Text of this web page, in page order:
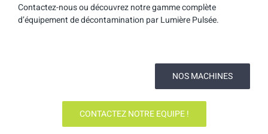
Contactez-nous ou découvrez notre gamme complète
d’équipement de décontamination par Lumière Pulsée.
NOS MACHINES
CONTACTEZ NOTRE EQUIPE !